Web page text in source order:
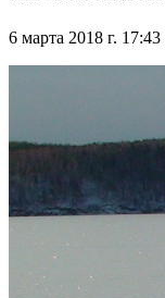
6 марта 2018 г. 17:43